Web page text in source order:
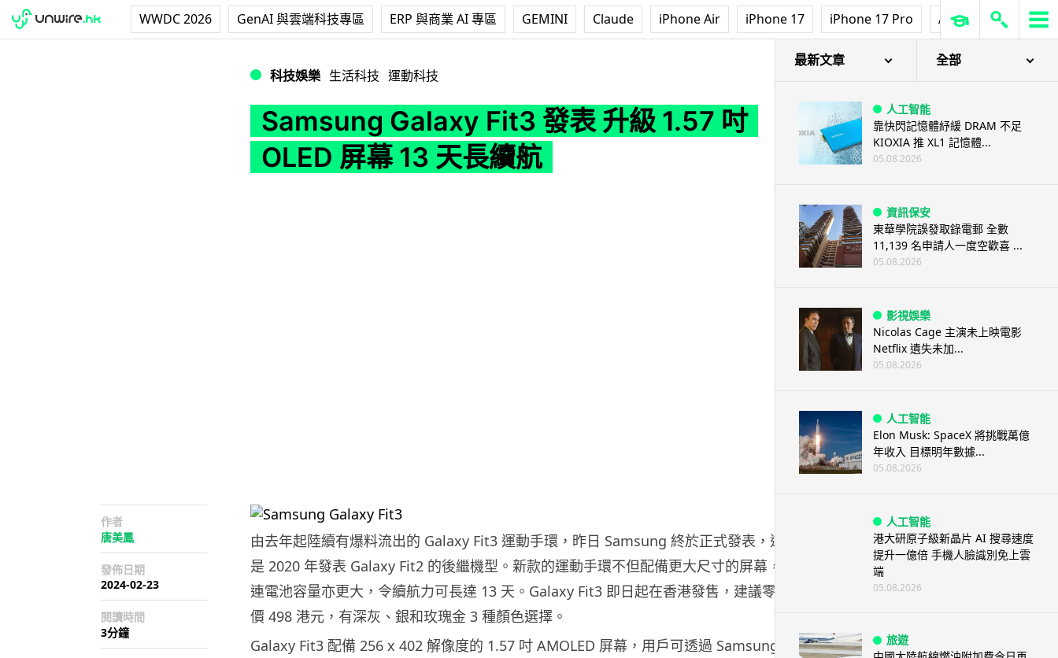
WWDC 2026 GenAI 與雲端科技專區 ERP 與商業 AI 專區 GEMINI Claude iPhone Air iPhone 17 iPhone 17 Pro AirPods Pro 3
科技娛樂 生活科技 運動科技
Samsung Galaxy Fit3 發表 升級 1.57 吋
OLED 屏幕 13 天長續航
作者
唐美鳳
發佈日期
2024-02-23
閱讀時間
3分鐘
由去年起陸續有爆料流出的 Galaxy Fit3 運動手環，昨日 Samsung 終於正式發表，這
是 2020 年發表 Galaxy Fit2 的後繼機型。新款的運動手環不但配備更大尺寸的屏幕，就
連電池容量亦更大，令續航力可長達 13 天。Galaxy Fit3 即日起在香港發售，建議零售
價 498 港元，有深灰、銀和玫瑰金 3 種顏色選擇。
Galaxy Fit3 配備 256 x 402 解像度的 1.57 吋 AMOLED 屏幕，用戶可透過 Samsung
最新文章 全部
人工智能
靠快閃記憶體紓緩 DRAM 不足
KIOXIA 推 XL1 記憶體...
05.08.2026
資訊保安
東華學院誤發取錄電郵 全數
11,139 名申請人一度空歡喜 ...
05.08.2026
影視娛樂
Nicolas Cage 主演未上映電影
Netflix 遺失未加...
05.08.2026
人工智能
Elon Musk: SpaceX 將挑戰萬億
年收入 目標明年數據...
05.08.2026
人工智能
港大研原子級新晶片 AI 搜尋速度
提升一億倍 手機人臉識別免上雲
端
05.08.2026
旅遊